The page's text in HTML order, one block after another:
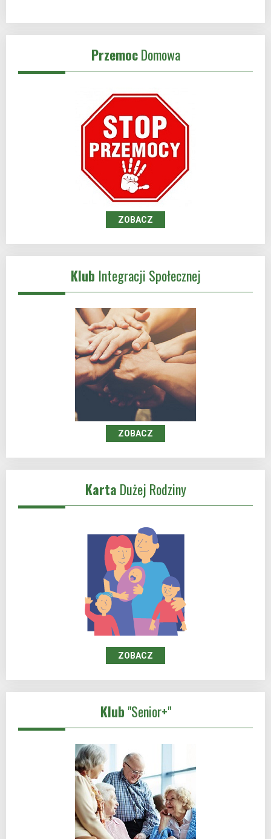
PrzemocDomowa
ZOBACZ
Klub Integracji Społecznej
ZOBACZ
Karta Dużej Rodziny
ZOBACZ
Klub "Senior+"